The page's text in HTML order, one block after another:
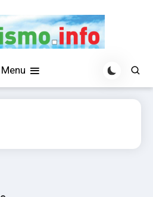
Menu